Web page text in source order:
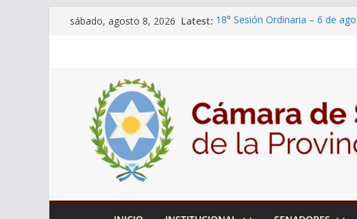
sábado, agosto 8, 2026 Latest: 18° Sesión Ordinaria – 6 de
Expte. Nº 90-34.516/2026 –
de Protección y Control Vegetal